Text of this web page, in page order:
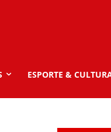
ESPORTE &